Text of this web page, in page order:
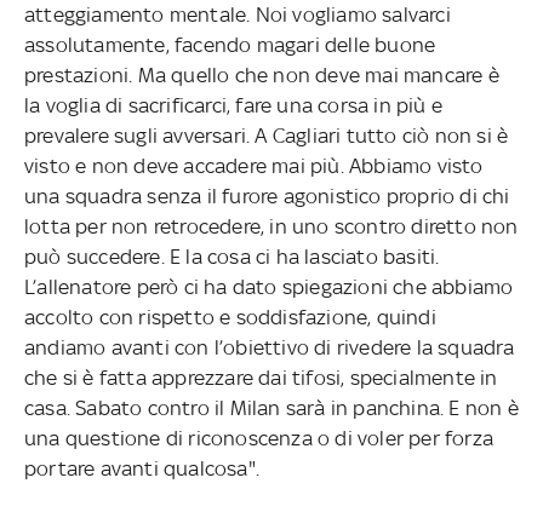
atteggiamento mentale. Noi vogliamo salvarci
assolutamente, facendo magari delle buone
prestazioni. Ma quello che non deve mai mancare è
la voglia di sacrificarci, fare una corsa in più e
prevalere sugli avversari. A Cagliari tutto ciò non si è
visto e non deve accadere mai più. Abbiamo visto
una squadra senza il furore agonistico proprio di chi
lotta per non retrocedere, in uno scontro diretto non
può succedere. E la cosa ci ha lasciato basiti.
L’allenatore però ci ha dato spiegazioni che abbiamo
accolto con rispetto e soddisfazione, quindi
andiamo avanti con l’obiettivo di rivedere la squadra
che si è fatta apprezzare dai tifosi, specialmente in
casa. Sabato contro il Milan sarà in panchina. E non è
una questione di riconoscenza o di voler per forza
portare avanti qualcosa".